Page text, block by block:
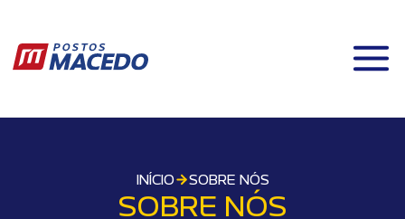
INÍCIO SOBRE NÓS
SOBRE NÓS